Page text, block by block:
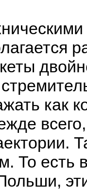
как
То есть